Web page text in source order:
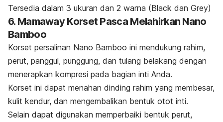
Tersedia dalam 3 ukuran dan 2 warna (Black dan Grey)
6. Mamaway Korset Pasca Melahirkan Nano
Bamboo
Korset persalinan Nano Bamboo ini mendukung rahim,
perut, panggul, punggung, dan tulang belakang dengan
menerapkan kompresi pada bagian inti Anda.
Korset ini dapat menahan dinding rahim yang membesar,
kulit kendur, dan mengembalikan bentuk otot inti.
Selain dapat digunakan memperbaiki bentuk perut,